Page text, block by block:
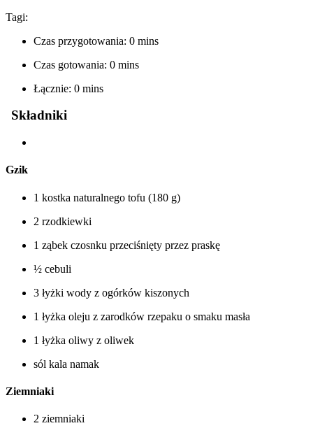
Tagi:
Czas przygotowania: 0 mins
Czas gotowania: 0 mins
Łącznie: 0 mins
Składniki
Gzik
1 kostka naturalnego tofu (180 g)
2 rzodkiewki
1 ząbek czosnku przeciśnięty przez praskę
½ cebuli
3 łyżki wody z ogórków kiszonych
1 łyżka oleju z zarodków rzepaku o smaku masła
1 łyżka oliwy z oliwek
sól kala namak
Ziemniaki
2 ziemniaki